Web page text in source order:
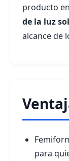
producto
de la luz
alcance de
para